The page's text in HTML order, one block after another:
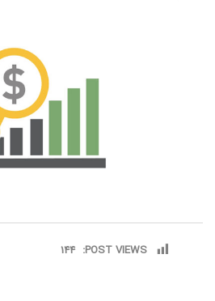
POST VIEWS:
144